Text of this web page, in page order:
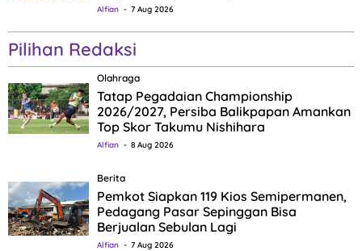
Alfian 7 Aug 2026
Pilihan Redaksi
Olahraga
Tatap Pegadaian Championship
2026/2027, Persiba Balikpapan Amankan
Top Skor Takumu Nishihara
Alfian 8 Aug 2026
Berita
Pemkot Siapkan 119 Kios Semipermanen,
Pedagang Pasar Sepinggan Bisa
Berjualan Sebulan Lagi
Alfian 7 Aug 2026